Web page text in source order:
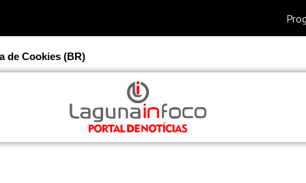
de Cookies (BR)